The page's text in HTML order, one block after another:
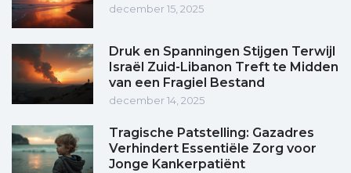
december 15, 2025
Druk en Spanningen Stijgen Terwijl
Israël Zuid-Libanon Treft te Midden
van een Fragiel Bestand
december 14, 2025
Tragische Patstelling: Gazadres
Verhindert Essentiële Zorg voor
Jonge Kankerpatiënt